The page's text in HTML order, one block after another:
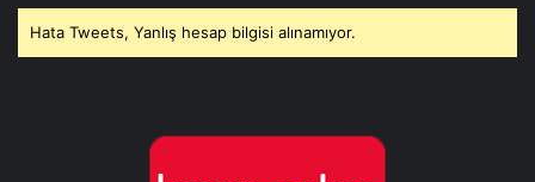
Hata Tweets, Yanlış hesap bilgisi alınamıyor.